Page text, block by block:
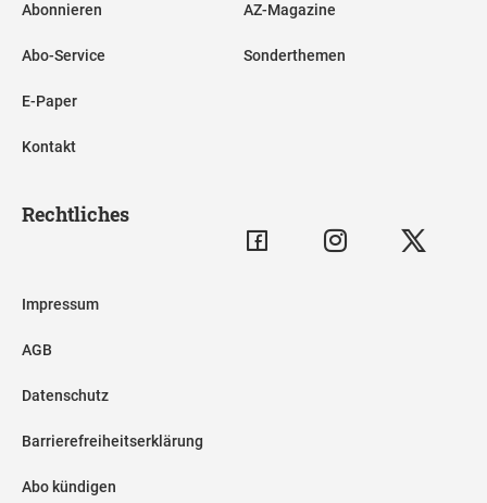
Abonnieren
Abo-Service
E-Paper
Kontakt
AZ-Magazine
Sonderthemen
Rechtliches
Impressum
AGB
Datenschutz
Barrierefreiheitserklärung
Abo kündigen